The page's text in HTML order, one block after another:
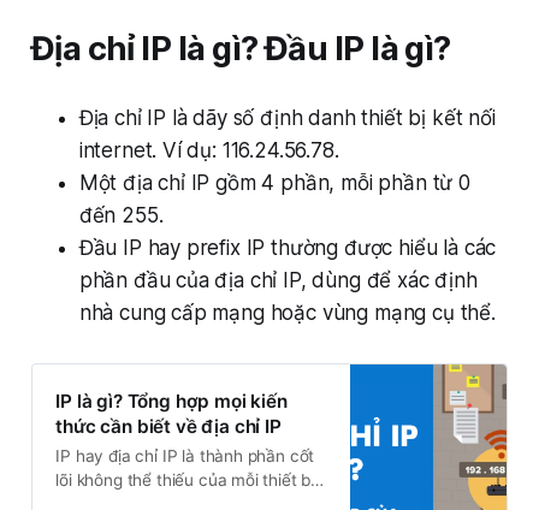
Địa chỉ IP là gì? Đầu IP là gì?
Địa chỉ IP là dãy số định danh thiết bị kết nối
internet. Ví dụ: 116.24.56.78.
Một địa chỉ IP gồm 4 phần, mỗi phần từ 0
đến 255.
Đầu IP hay prefix IP thường được hiểu là các
phần đầu của địa chỉ IP, dùng để xác định
nhà cung cấp mạng hoặc vùng mạng cụ thể.
IP là gì? Tổng hợp mọi kiến
thức cần biết về địa chỉ IP
IP hay địa chỉ IP là thành phần cốt
lõi không thể thiếu của mỗi thiết bị